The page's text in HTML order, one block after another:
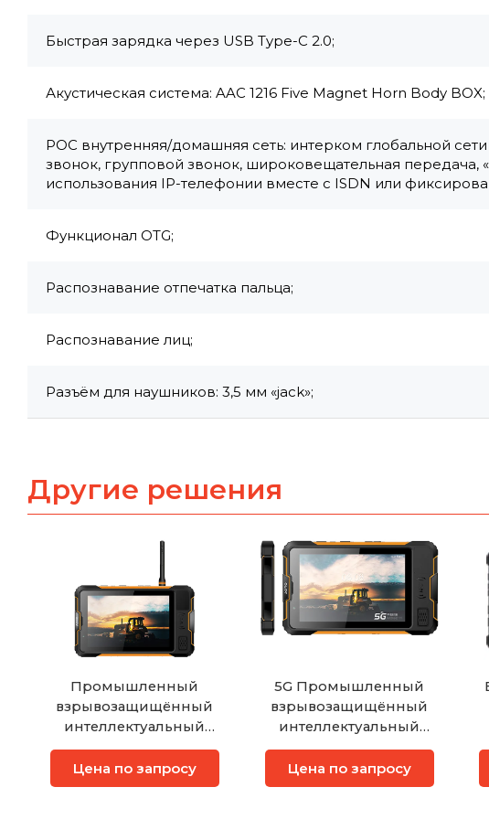
Быстрая зарядка через USB Type-С 2.0;
Акустическая система: AAC 1216 Five Magnet Horn Body BOX;
POC внутренняя/домашняя сеть: интерком глобальной
звонок, групповой звонок, широковещательная передача,
использования IP-телефонии вместе с ISDN или
Функционал OTG;
Распознавание отпечатка пальца;
Распознавание лиц;
Разъём для наушников: 3,5 мм «jack»;
Другие решения
Промышленный
взрывозащищённый
интеллектуальный
терминал AORO P9000
с плоской панелью
Цена по запросу
5G Промышленный
взрывозащищённый
интеллектуальный
терминал AORO P9000
Pro
Цена по запросу